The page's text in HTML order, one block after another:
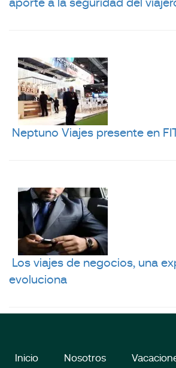
aporte a la seguridad del
Neptuno Viajes presente en
Los viajes de negocios, una
evoluciona
Inicio Nosotros